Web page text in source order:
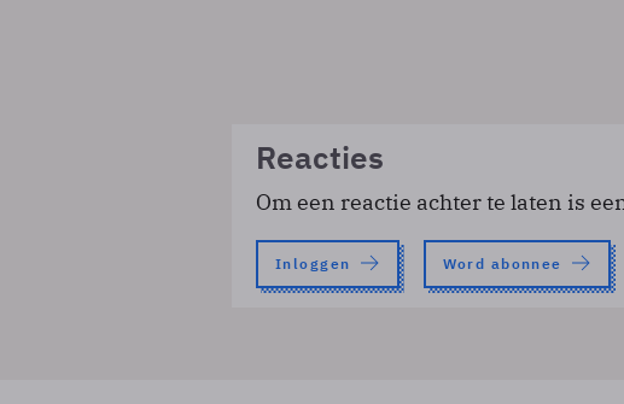
Reacties
Om een reactie achter te laten is
Inloggen Word abonnee